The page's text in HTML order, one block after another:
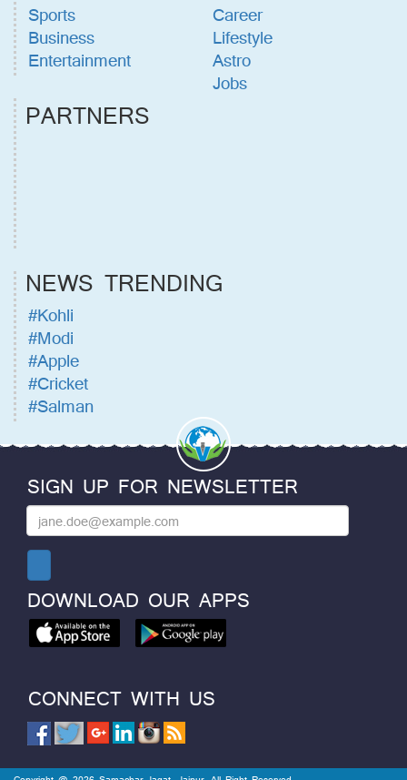
Sports
Business
Entertainment
Career
Lifestyle
Astro
Jobs
PARTNERS
NEWS TRENDING
#Kohli
#Modi
#Apple
#Cricket
#Salman
SIGN UP FOR NEWSLETTER
DOWNLOAD OUR APPS
CONNECT WITH US